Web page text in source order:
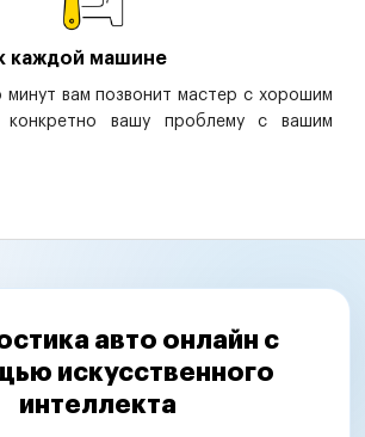
каждой машине
минут вам позвонит мастер с хорошим
конкретно вашу проблему с вашим
авто онлайн с
искусственного
интеллекта